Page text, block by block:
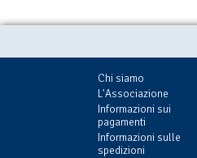
Chi siamo
L'Associazione
Informazioni sui
pagamenti
Informazioni sulle
spedizioni